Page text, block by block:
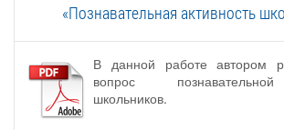
«Познавательная активность
В данной работе автором
вопрос
школьников.